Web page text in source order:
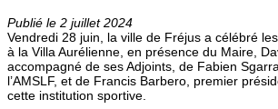
Publié le 2 juillet 2024
Vendredi 28 juin, la ville de Fréjus a célébré les
à la Villa Aurélienne, en présence du Maire,
accompagné de ses Adjoints, de Fabien
l’AMSLF, et de Francis Barbero, premier
cette institution sportive.